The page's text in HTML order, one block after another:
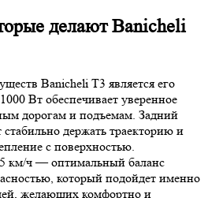
делают Banicheli
Banicheli T3 является его
Вт обеспечивает уверенное
дорогам и подъемам. Задний
стабильно держать траекторию и
с поверхностью.
км/ч — оптимальный баланс
который подойдет именно
желающих комфортно и